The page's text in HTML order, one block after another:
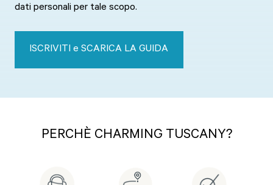
dati personali per tale scopo.
PERCHÈ CHARMING TUSCANY?